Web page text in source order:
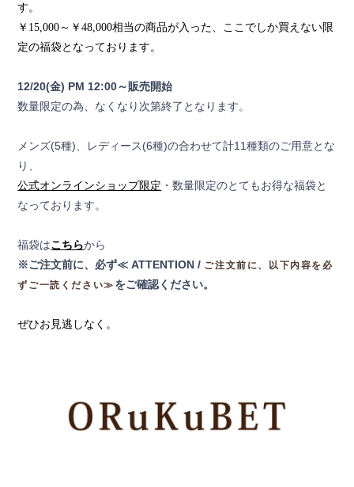
す。
￥15,000～￥48,000相当の商品が入った、ここでしか買えない限
定の福袋となっております。
12/20(金) PM 12:00～販売開始
数量限定の為、なくなり次第終了となります。
メンズ(5種)、レディース(6種)の合わせて計11種類のご用意とな
り、
公式オンラインショップ限定 ・数量限定のとてもお得な福袋と
なっております。
福袋はこちらから
※ご注文前に、必ず≪ ATTENTION / ご注文前に、以下内容を必
ずご一読ください≫ をご確認ください。
ぜひお見逃しなく。